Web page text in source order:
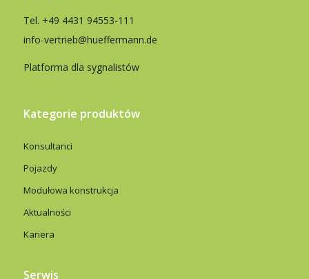
Tel. +49 4431 94553-111
info-vertrieb@hueffermann.de
Platforma dla sygnalistów
Kategorie produktów
Konsultanci
Pojazdy
Modułowa konstrukcja
Aktualności
Kariera
Serwis